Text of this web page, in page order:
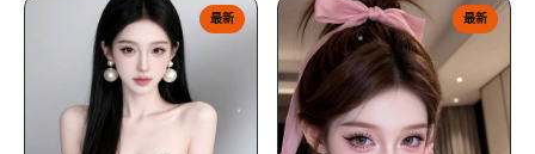
最新 最新